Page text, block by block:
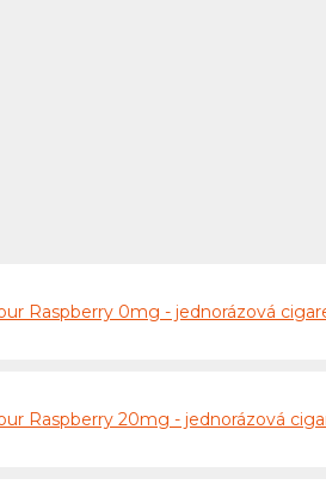
Raspberry 0mg - jednorázová
Raspberry 20mg - jednorázová